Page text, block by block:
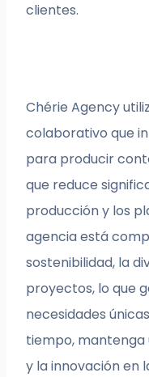
clientes.
Chérie Agency
colaborativo que
para producir
que reduce
producción y los
agencia está
sostenibilidad, la
proyectos, lo que
necesidades
tiempo, mantenga
y la innovación en